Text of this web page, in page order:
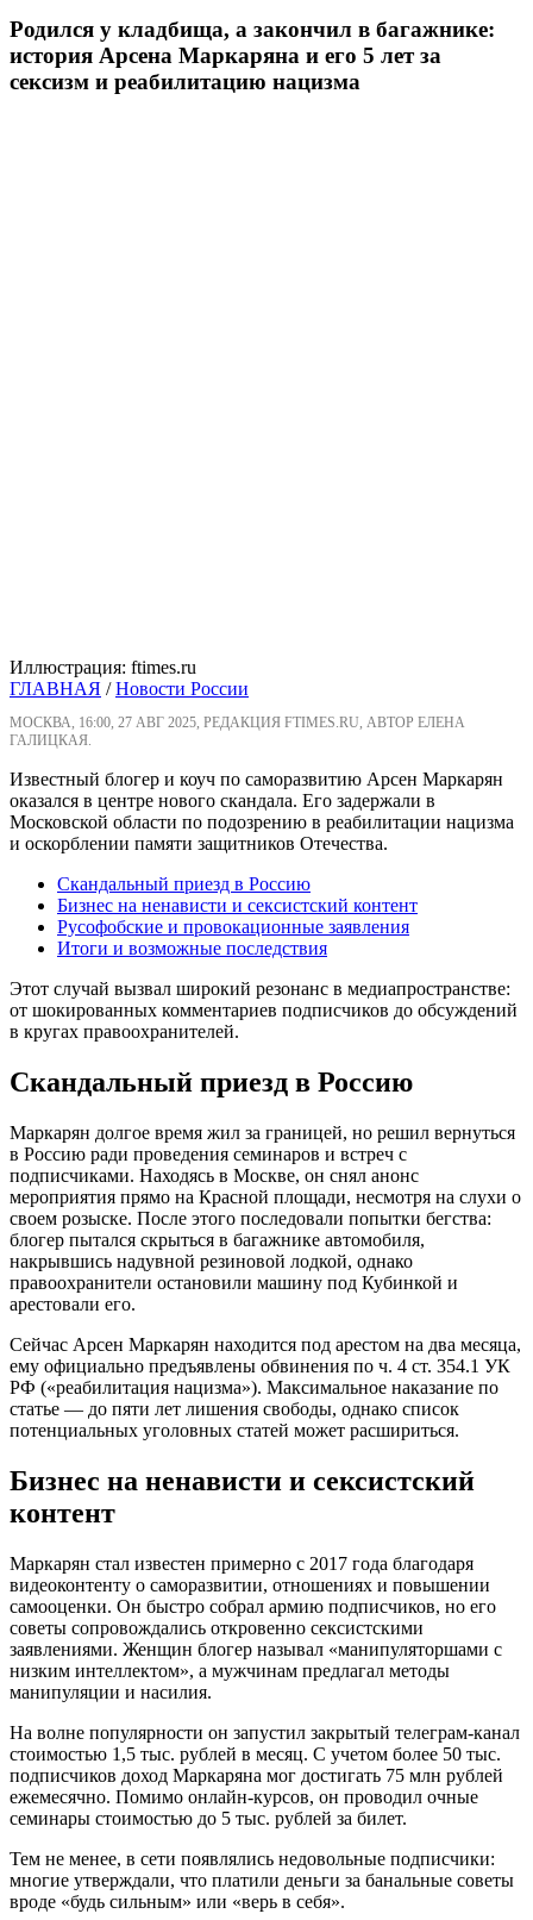
Родился у кладбища, а закончил в багажнике:
история Арсена Маркаряна и его 5 лет за
сексизм и реабилитацию нацизма
Иллюстрация: ftimes.ru
ГЛАВНАЯ /Новости России
МОСКВА, 16:00, 27 АВГ 2025, РЕДАКЦИЯ FTIMES.RU, АВТОР ЕЛЕНА
ГАЛИЦКАЯ.
Известный блогер и коуч по саморазвитию Арсен Маркарян
оказался в центре нового скандала. Его задержали в
Московской области по подозрению в реабилитации нацизма
и оскорблении памяти защитников Отечества.
Скандальный приезд в Россию
Бизнес на ненависти и сексистский контент
Русофобские и провокационные заявления
Итоги и возможные последствия
Этот случай вызвал широкий резонанс в медиапространстве:
от шокированных комментариев подписчиков до обсуждений
в кругах правоохранителей.
Скандальный приезд в Россию
Маркарян долгое время жил за границей, но решил вернуться
в Россию ради проведения семинаров и встреч с
подписчиками. Находясь в Москве, он снял анонс
мероприятия прямо на Красной площади, несмотря на слухи о
своем розыске. После этого последовали попытки бегства:
блогер пытался скрыться в багажнике автомобиля,
накрывшись надувной резиновой лодкой, однако
правоохранители остановили машину под Кубинкой и
арестовали его.
Сейчас Арсен Маркарян находится под арестом на два месяца,
ему официально предъявлены обвинения по ч. 4 ст. 354.1 УК
РФ («реабилитация нацизма»). Максимальное наказание по
статье — до пяти лет лишения свободы, однако список
потенциальных уголовных статей может расшириться.
Бизнес на ненависти и сексистский
контент
Маркарян стал известен примерно с 2017 года благодаря
видеоконтенту о саморазвитии, отношениях и повышении
самооценки. Он быстро собрал армию подписчиков, но его
советы сопровождались откровенно сексистскими
заявлениями. Женщин блогер называл «манипуляторшами с
низким интеллектом», а мужчинам предлагал методы
манипуляции и насилия.
На волне популярности он запустил закрытый телеграм-канал
стоимостью 1,5 тыс. рублей в месяц. С учетом более 50 тыс.
подписчиков доход Маркаряна мог достигать 75 млн рублей
ежемесячно. Помимо онлайн-курсов, он проводил очные
семинары стоимостью до 5 тыс. рублей за билет.
Тем не менее, в сети появлялись недовольные подписчики:
многие утверждали, что платили деньги за банальные советы
вроде «будь сильным» или «верь в себя».